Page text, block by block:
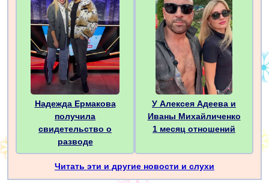
Надежда Ермакова
получила
свидетельство о
разводе
У Алексея Адеева и
Иваны Михайличенко
1 месяц отношений
Читать эти и другие новости и слухи